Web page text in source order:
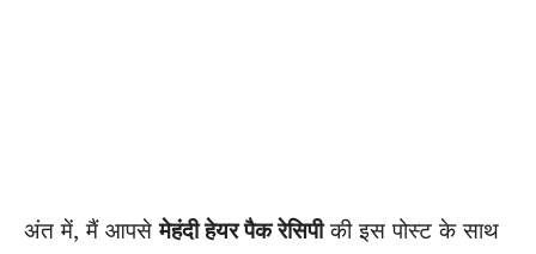
अंत में, मैं आपसेमेहंदी हेयर पैक रेसिपीकी इस पोस्ट के साथ